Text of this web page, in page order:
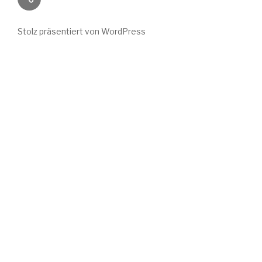
Wuchs
Instagram
Stolz präsentiert von WordPress